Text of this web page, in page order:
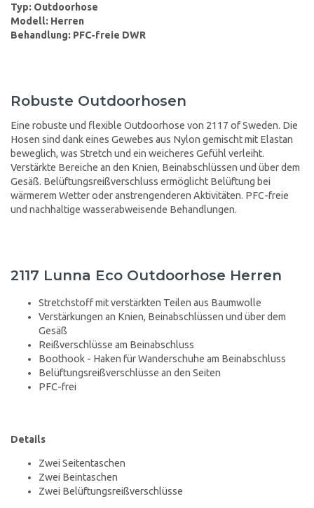
Typ: Outdoorhose
Modell: Herren
Behandlung: PFC-freie DWR
Robuste Outdoorhosen
Eine robuste und flexible Outdoorhose von 2117 of Sweden. Die
Hosen sind dank eines Gewebes aus Nylon gemischt mit Elastan
beweglich, was Stretch und ein weicheres Gefühl verleiht.
Verstärkte Bereiche an den Knien, Beinabschlüssen und über dem
Gesäß. Belüftungsreißverschluss ermöglicht Belüftung bei
wärmerem Wetter oder anstrengenderen Aktivitäten. PFC-freie
und nachhaltige wasserabweisende Behandlungen.
2117 Lunna Eco Outdoorhose Herren
Stretchstoff mit verstärkten Teilen aus Baumwolle
Verstärkungen an Knien, Beinabschlüssen und über dem
Gesäß
Reißverschlüsse am Beinabschluss
Boothook - Haken für Wanderschuhe am Beinabschluss
Belüftungsreißverschlüsse an den Seiten
PFC-frei
Details
Zwei Seitentaschen
Zwei Beintaschen
Zwei Belüftungsreißverschlüsse